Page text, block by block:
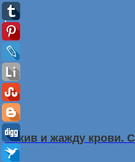
Я жив и жажду крови.